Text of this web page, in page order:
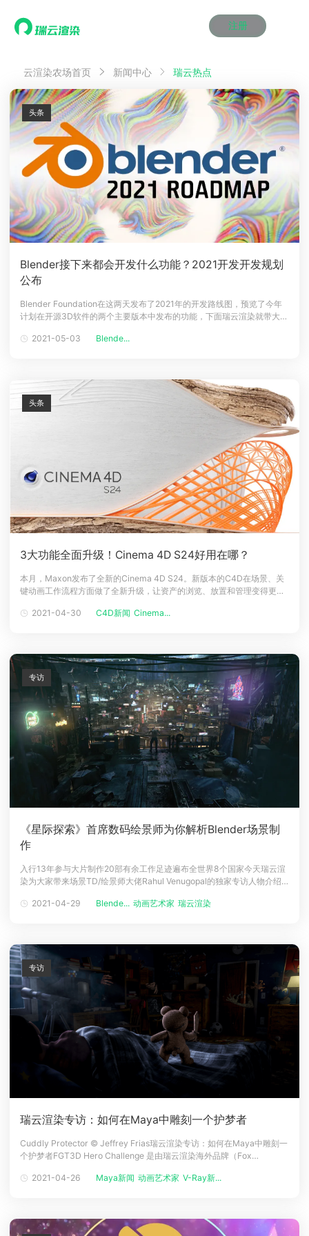
注册
产品服务
效果图渲染
云制作
云渲染管理系统
瑞兔百宝箱
AI视频插帧
效果图渲染
云制作
云渲染管理系统
瑞兔百宝箱
AI视频插帧
效果图渲染
云制作
云渲染管理系统
瑞兔百宝箱
AI视频插帧
效果图渲染
云制作
云渲染管理系统
瑞兔百宝箱
AI视频插帧
效果图渲染
云制作
云渲染管理系统
瑞兔百宝箱
AI视频插帧
效果图渲染
云制作
云渲染管理系统
瑞兔百宝箱
AI视频插帧
解决方案
Maya云渲染方案
3ds Max云渲染方案
Cinema 4D云渲染方案
Blender 云渲染方案
Maya AI渲染方案
Maya云渲染方案
3ds Max云渲染方案
Cinema 4D云渲染方案
Blender 云渲染方案
Maya AI渲染方案
Maya云渲染方案
3ds Max云渲染方案
Cinema 4D云渲染方案
Blender 云渲染方案
Maya AI渲染方案
Maya云渲染方案
3ds Max云渲染方案
Cinema 4D云渲染方案
Blender 云渲染方案
Maya AI渲染方案
Maya云渲染方案
3ds Max云渲染方案
Cinema 4D云渲染方案
Blender 云渲染方案
Maya AI渲染方案
Maya云渲染方案
3ds Max云渲染方案
Cinema 4D云渲染方案
Blender 云渲染方案
Maya AI渲染方案
价格
动画价格
效果图价格
云制作价格
动画价格
效果图价格
云制作价格
动画价格
效果图价格
云制作价格
动画价格
效果图价格
云制作价格
动画价格
效果图价格
云制作价格
动画价格
效果图价格
云制作价格
案例
资讯&赛事
新闻资讯
渲染百科
渲染大赛
新闻资讯
渲染百科
渲染大赛
新闻资讯
渲染百科
渲染大赛
新闻资讯
渲染百科
渲染大赛
新闻资讯
渲染百科
渲染大赛
新闻资讯
渲染百科
渲染大赛
特惠专区
青云平台
教育优惠
青云平台
教育优惠
青云平台
教育优惠
青云平台
教育优惠
青云平台
教育优惠
青云平台
教育优惠
登录
云渲染农场首页 新闻中心 瑞云热点
Blender接下来都会开发什么功能？2021开发开发规划
公布
Blender Foundation在这两天发布了2021年的开发路线图，预览了今年
计划在开源3D软件的两个主要版本中发布的功能，下面瑞云渲染就带大家
具集都将在Blender2.93中推出，目前计划于5月下旬发布。而Blender
2021-05-03 Blende...
头条
3大功能全面升级！Cinema 4D S24好用在哪？
本月，Maxon发布了全新的Cinema 4D S24。新版本的C4D在场景、关
键动画工作流程方面做了全新升级，让资产的浏览、放置和管理变得更加
01、放置工具Cinema 4D为创作者提供了直观而强大的放置工具，用于在
2021-04-30 C4D新闻 Cinema...
头条
《星际探索》首席数码绘景师为你解析Blender场景制
作
入行13年参与大片制作20部有余工作足迹遍布全世界8个国家今天瑞云渲
染为大家带来场景TD/绘景师大佬Rahul Venugopal的独家专访人物介绍
Framestore加拿大蒙特利尔分公司担任场景TD和绘景师。他曾先后在
2021-04-29 Blende... 动画艺术家 瑞云渲染
专访
瑞云渲染专访：如何在Maya中雕刻一个护梦者
Cuddly Protector © Jeffrey Frias瑞云渲染专访：如何在Maya中雕刻一
个护梦者FGT3D Hero Challenge 是由瑞云渲染海外品牌（Fox
家。在比赛中，我们看到了许多创意无限又制作精美的CG作品，见证了世
2021-04-26 Maya新闻 动画艺术家 V-Ray新...
专访